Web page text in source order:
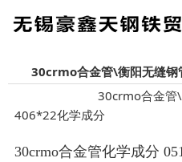
30crmo合金管\衡阳无缝
30crmo合金管\
406*22化学成分
30crmo合金管化学成分